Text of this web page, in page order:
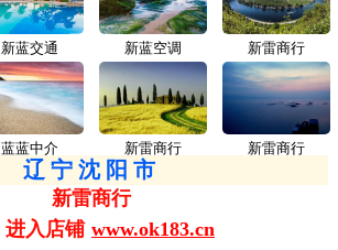
新蓝交通
蓝蓝中介
新蓝空调 新雷商行
新雷商行 新雷商行
辽宁沈阳市
新雷商行
进入店铺 www.ok183.cn